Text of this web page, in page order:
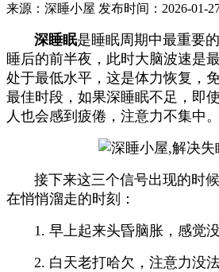
来源：深睡小屋 发布时间：2026-01-
深睡眠是睡眠周期中最重要
睡后的前半夜，此时大脑波速是
处于最低水平，这是体力恢复，
最佳时段，如果深睡眠不足，即
人也会感到疲倦，注意力不集中。
接下来这三个信号出现的时候
在悄悄溜走的时刻：
1. 早上起来头昏脑胀，感觉没
2. 白天老打哈欠，注意力没法